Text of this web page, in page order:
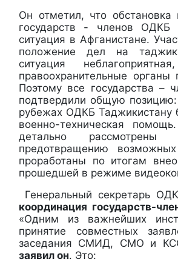
Он отметил, что обстановка
государств - членов ОДКБ
ситуация в Афганистане.
положение дел на
ситуация
правоохранительные
Поэтому все государства
подтвердили общую
рубежах ОДКБ Таджикистану
военно-техническая
детально рассмотрены
предотвращению
проработаны по итогам
прошедшей в режиме
Генеральный секретарь
координация государств-
«Одним из важнейших
принятие совместных
заседания СМИД, СМО и
заявил он. Это: